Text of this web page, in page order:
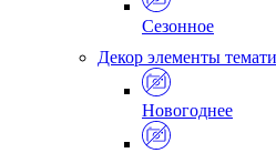
Сезонное
Декор элементы
Новогоднее